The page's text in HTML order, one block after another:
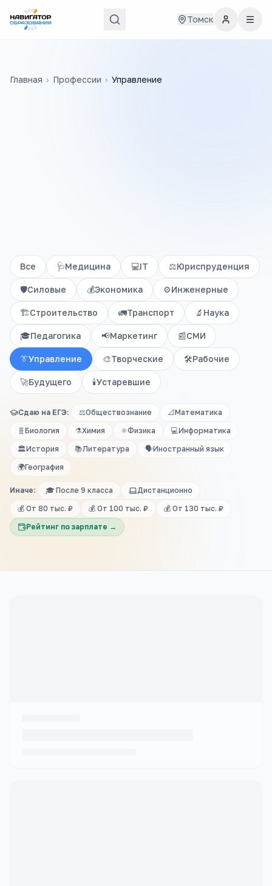
Томск
Главная › Профессии › Управление
Все 🩺Медицина 💻IT ⚖️Юриспруденция
🛡️Силовые 💰Экономика ⚙️Инженерные
🏗️Строительство 🚛Транспорт 🔬 Наука
🎓Педагогика 📢Маркетинг 📰СМИ
👔Управление 🎨Творческие 🛠️Рабочие
🚀Будущего 🕯️Устаревшие
Сдаю на ЕГЭ: ⚖️Обществознание 📐Математика
🧬 Биология ⚗️Химия ⚛️Физика 💻Информатика
🏛️История 📚Литература 🗣️Иностранный язык
🌍География
Иначе: 🎓 После 9 класса
Дистанционно
💰 От 80 тыс. ₽
💰 От 100 тыс. ₽
💰 От 130 тыс. ₽
Рейтинг по зарплате →